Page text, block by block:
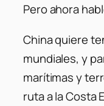
Pero ahora
China quiere
mundiales, y
marítimas y
ruta a la Costa